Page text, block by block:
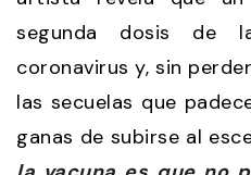
segunda dosis de
coronavirus y, sin
las secuelas que
ganas de subirse al